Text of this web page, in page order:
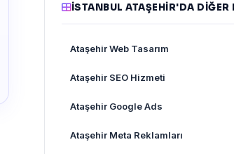
İSTANBUL ATAŞEHIR'DA DIĞER
Ataşehir Web Tasarım
Ataşehir SEO Hizmeti
Ataşehir Google Ads
Ataşehir Meta Reklamları